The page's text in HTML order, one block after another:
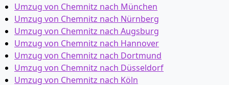
Umzug von Chemnitz nach München
Umzug von Chemnitz nach Nürnberg
Umzug von Chemnitz nach Augsburg
Umzug von Chemnitz nach Hannover
Umzug von Chemnitz nach Dortmund
Umzug von Chemnitz nach Düsseldorf
Umzug von Chemnitz nach Köln